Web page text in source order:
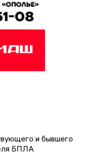
и бывшего
БПЛА